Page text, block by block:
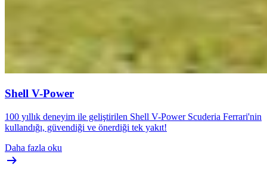
Shell V-Power
100 yıllık deneyim ile geliştirilen Shell V-Power Scuderia Ferrari'nin
kullandığı, güvendiği ve önerdiği tek yakıt!
Daha fazla oku